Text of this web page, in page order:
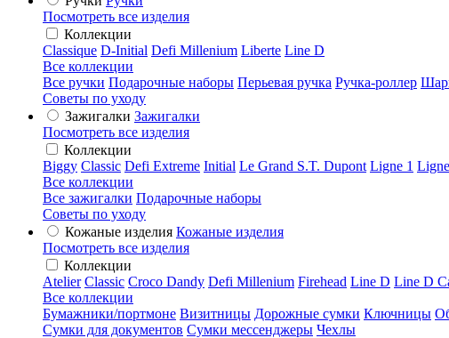
Посмотреть все изделия
Коллекции
Classique D-Initial Defi Millenium Liberte Line D
Все коллекции
Все ручки Подарочные наборы Перьевая ручка Ручка-роллер
Советы по уходу
Зажигалки Зажигалки
Посмотреть все изделия
Коллекции
Biggy Classic Defi Extreme Initial Le Grand S.T. Dupont Ligne 1
Все коллекции
Все зажигалки Подарочные наборы
Советы по уходу
Кожаные изделия Кожаные изделия
Посмотреть все изделия
Коллекции
Atelier Classic Croco Dandy Defi Millenium Firehead Line D Line D
Все коллекции
Бумажники/портмоне Визитницы Дорожные сумки Ключницы
Сумки для документов Сумки мессенджеры Чехлы